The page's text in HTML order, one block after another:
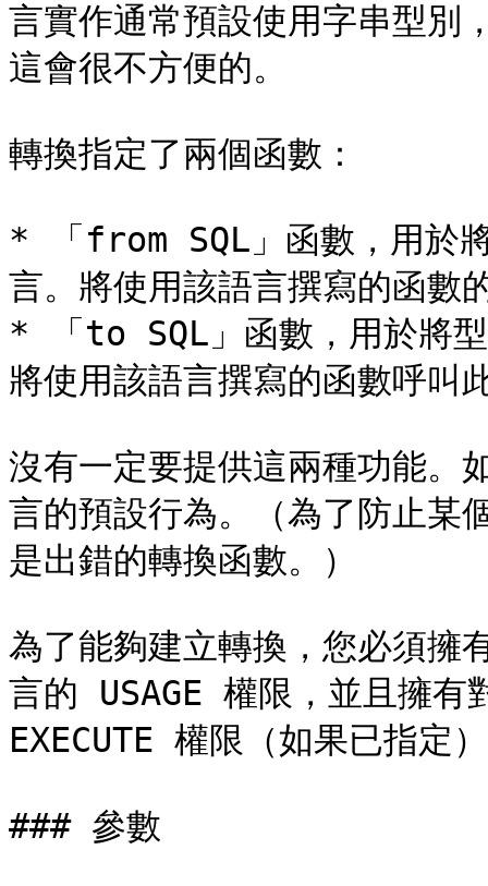
言實作通常預設使用字串型別
這會很不方便的。
轉換指定了兩個函數：
* 「from SQL」函數，用於
言。將使用該語言撰寫的函數
* 「to SQL」函數，用於將
將使用該語言撰寫的函數呼叫
沒有一定要提供這兩種功能。
言的預設行為。（為了防止某
是出錯的轉換函數。）
為了能夠建立轉換，您必須擁
言的 USAGE 權限，並且擁
EXECUTE 權限（如果已指定
### 參數